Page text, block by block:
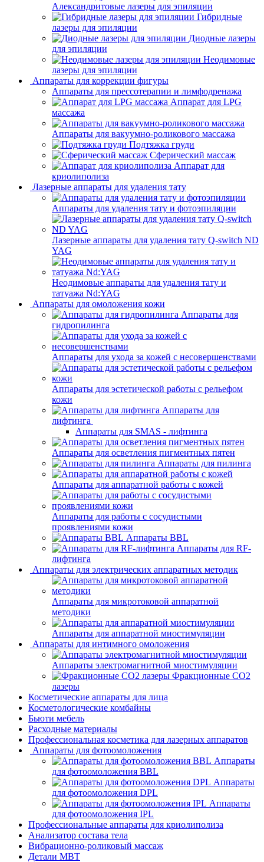
Александритовые лазеры для эпиляции
Гибридные
лазеры для эпиляции
Диодные лазеры
для эпиляции
Неодимовые
лазеры для эпиляции
Аппараты для коррекции фигуры
Аппараты для прессотерапии и лимфодренажа
Аппарат для LPG
массажа
Аппараты для вакуумно-роликового массажа
Подтяжка груди
Сферический массаж
Аппарат для
криолиполиза
Лазерные аппараты для удаления тату
Аппараты для удаления тату и фотоэпиляции
Лазерные аппараты для удаления тату Q-switch ND
YAG
Неодимовые аппараты для удаления тату и
татуажа Nd:YAG
Аппараты для омоложения кожи
Аппараты для
гидропилинга
Аппараты для ухода за кожей с несовершенствами
Аппараты для эстетической работы с рельефом
кожи
Аппараты для
лифтинга
Аппараты для SMAS - лифтинга
Аппараты для осветления пигментных пятен
Аппараты для пилинга
Аппараты для аппаратной работы с кожей
Аппараты для работы с сосудистыми
проявлениями кожи
Аппараты BBL
Аппараты для RF-
лифтинга
Аппараты для электрических аппаратных методик
Аппараты для микротоковой аппаратной
методики
Аппараты для аппаратной миостимуляции
Аппараты для интимного омоложения
Аппараты электромагнитной миостимуляции
Фракционные CO2
лазеры
Косметические аппараты для лица
Косметологические комбайны
Бьюти мебель
Расходные материалы
Профессиональная косметика для лазерных аппаратов
Аппараты для фотоомоложения
Аппараты
для фотоомоложения BBL
Аппараты
для фотоомоложения DPL
Аппараты
для фотоомоложения IPL
Профессиональные аппараты для криолиполиза
Анализатор состава тела
Вибрационно-роликовый массаж
Детали MBT